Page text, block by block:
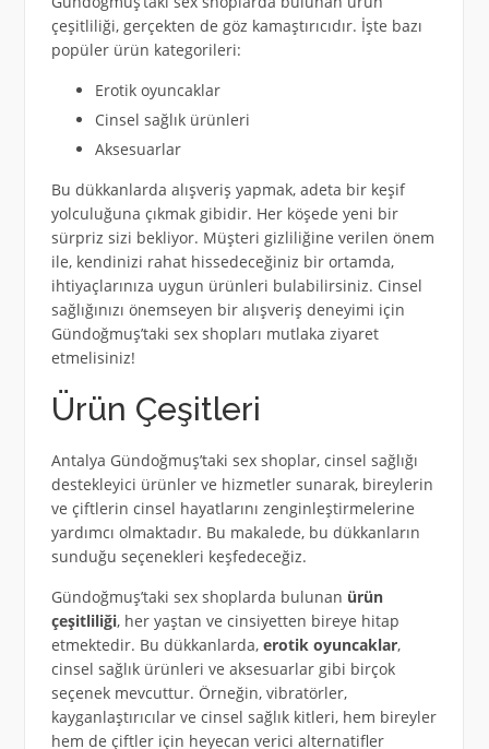
çeşitliliği, gerçekten de göz kamaştırıcıdır. İşte bazı
popüler ürün kategorileri:
Erotik oyuncaklar
Cinsel sağlık ürünleri
Aksesuarlar
Bu dükkanlarda alışveriş yapmak, adeta bir keşif
yolculuğuna çıkmak gibidir. Her köşede yeni bir
sürpriz sizi bekliyor. Müşteri gizliliğine verilen önem
ile, kendinizi rahat hissedeceğiniz bir ortamda,
ihtiyaçlarınıza uygun ürünleri bulabilirsiniz. Cinsel
sağlığınızı önemseyen bir alışveriş deneyimi için
Gündoğmuş’taki sex shopları mutlaka ziyaret
etmelisiniz!
Ürün Çeşitleri
Antalya Gündoğmuş’taki sex shoplar, cinsel sağlığı
destekleyici ürünler ve hizmetler sunarak, bireylerin
ve çiftlerin cinsel hayatlarını zenginleştirmelerine
yardımcı olmaktadır. Bu makalede, bu dükkanların
sunduğu seçenekleri keşfedeceğiz.
Gündoğmuş’taki sex shoplarda bulunan ürün
çeşitliliği, her yaştan ve cinsiyetten bireye hitap
etmektedir. Bu dükkanlarda, erotik oyuncaklar,
cinsel sağlık ürünleri ve aksesuarlar gibi birçok
seçenek mevcuttur. Örneğin, vibratörler,
kayganlaştırıcılar ve cinsel sağlık kitleri, hem bireyler
hem de çiftler için heyecan verici alternatifler